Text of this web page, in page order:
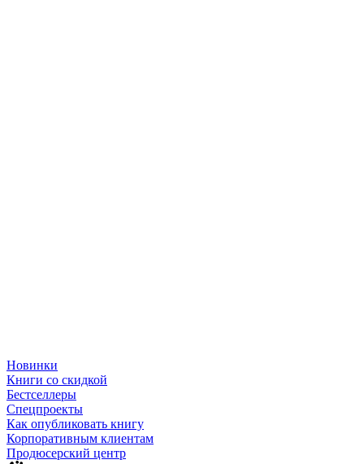
Новинки
Книги со скидкой
Бестселлеры
Спецпроекты
Как опубликовать книгу
Корпоративным клиентам
Продюсерский центр